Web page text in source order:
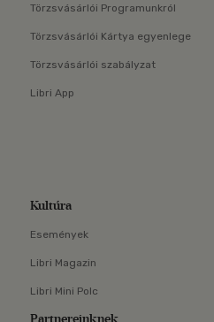
Törzsvásárlói Programunkról
Törzsvásárlói Kártya egyenlege
Törzsvásárlói szabályzat
Libri App
Kultúra
Események
Libri Magazin
Libri Mini Polc